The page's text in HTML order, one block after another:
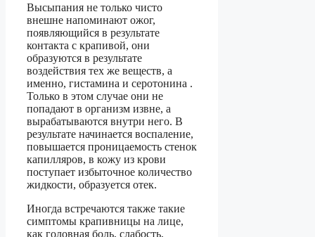
Высыпания не только чисто
внешне напоминают ожог,
появляющийся в результате
контакта с крапивой, они
образуются в результате
воздействия тех же веществ, а
именно, гистамина и серотонина .
Только в этом случае они не
попадают в организм извне, а
вырабатываются внутри него. В
результате начинается воспаление,
повышается проницаемость стенок
капилляров, в кожу из крови
поступает избыточное количество
жидкости, образуется отек.
Иногда встречаются также такие
симптомы крапивницы на лице,
как головная боль, слабость,